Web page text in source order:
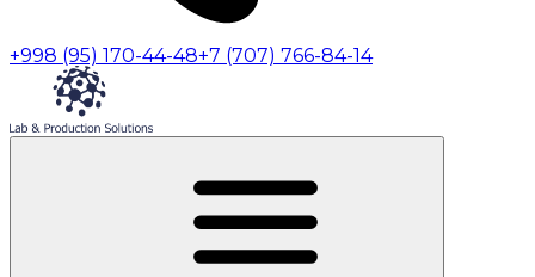
+998 (95) 170-44-48+7 (707) 766-84-14